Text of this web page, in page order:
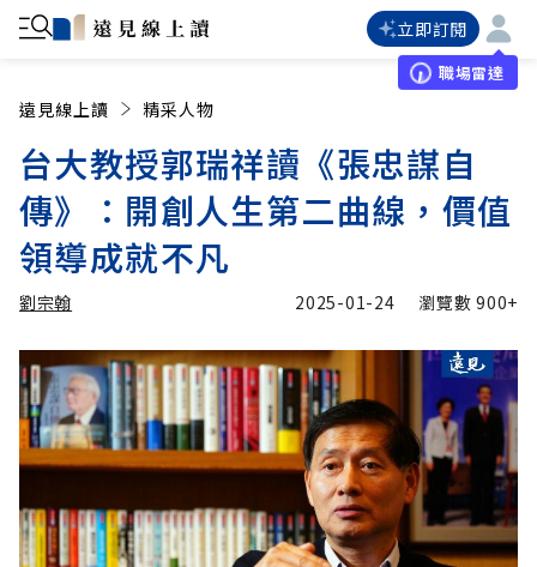
立即訂閱
職場雷達
遠見線上讀 精采人物
台大教授郭瑞祥讀《張忠謀自
傳》：開創人生第二曲線，價值
領導成就不凡
劉宗翰
劉宗翰 加入追蹤
2025-01-24 瀏覽數900+